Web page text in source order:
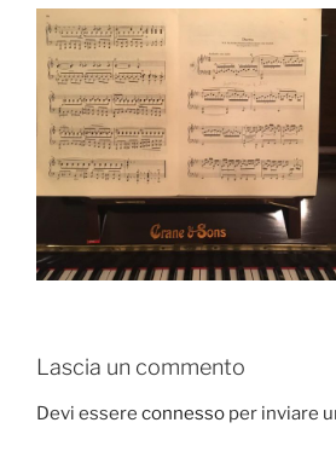
Lascia un commento
Devi essere connesso per inviare